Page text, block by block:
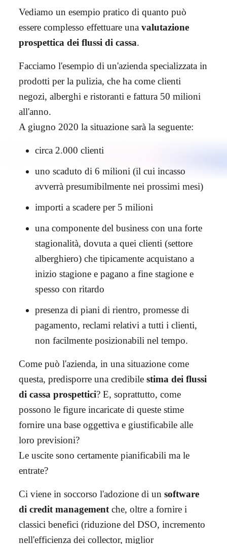
Vediamo un esempio pratico di quanto può
essere complesso effettuare unavalutazione
prospettica dei flussi di cassa.
Facciamo l'esempio di un'azienda specializzata in
prodotti per la pulizia, che ha come clienti
negozi, alberghi e ristoranti e fattura 50 milioni
all'anno.
A giugno 2020 la situazione sarà la seguente:
circa 2.000 clienti
uno scaduto di 6 milioni (il cui incasso
avverrà presumibilmente nei prossimi mesi)
importi a scadere per 5 milioni
una componente del business con una forte
stagionalità, dovuta a quei clienti (settore
alberghiero) che tipicamente acquistano a
inizio stagione e pagano a fine stagione e
spesso con ritardo
presenza di piani di rientro, promesse di
pagamento, reclami relativi a tutti i clienti,
non facilmente posizionabili nel tempo.
Come può l'azienda, in una situazione come
questa, predisporre una credibilestima dei flussi
di cassa prospettici? E, soprattutto, come
possono le figure incaricate di queste stime
fornire una base oggettiva e giustificabile alle
loro previsioni?
Le uscite sono certamente pianificabili ma le
entrate?
Ci viene in soccorso l'adozione di unsoftware
di credit managementche, oltre a fornire i
classici benefici (riduzione del DSO, incremento
nell'efficienza dei collector, miglior